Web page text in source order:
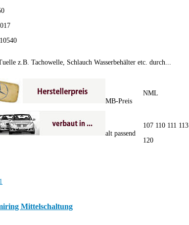
10540
z.B. Tachowelle, Schlauch Wasserbehälter etc. durch...
MB-Preis
NML
alt passend
107 110 111 113
120
Mittelschaltung